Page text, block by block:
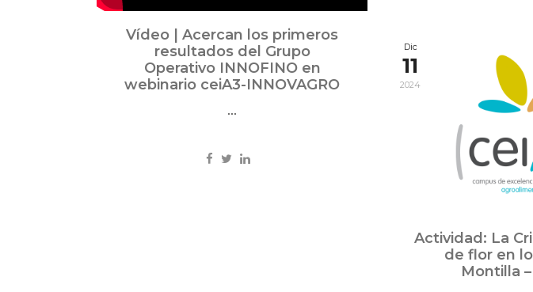
Vídeo | Acercan los primeros
resultados del Grupo
Operativo INNOFINO en
webinario ceiA3-INNOVAGRO
...
Dic
11
2024
Actividad: La
de flor en
Montilla